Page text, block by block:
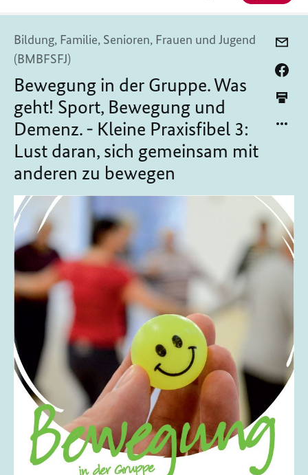
Bildung, Familie, Senioren, Frauen und Jugend
(BMBFSFJ)
Bewegung in der Gruppe. Was
geht! Sport, Bewegung und
Demenz. - Kleine Praxisfibel 3:
Lust daran, sich gemeinsam mit
anderen zu bewegen